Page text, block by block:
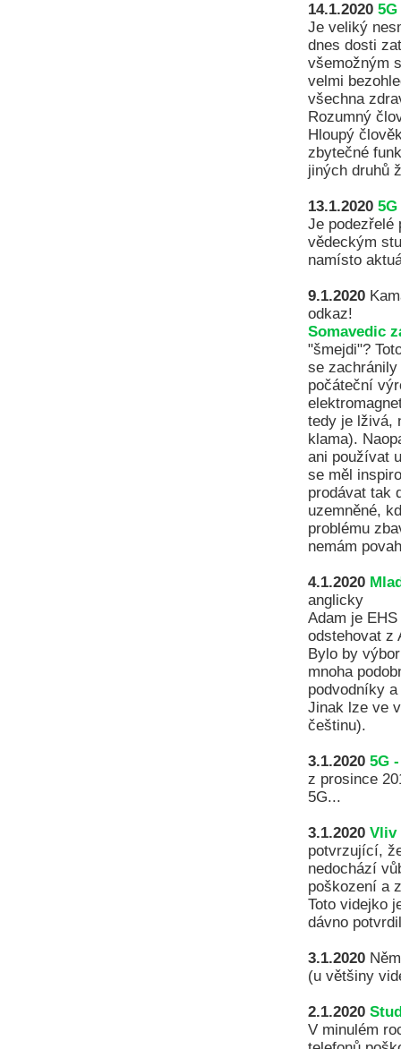
14.1.2020
Je veliký
dnes dosti
všemožným
velmi
všechna
Rozumný
Hloupý
zbytečné
jiných druhů
13.1.2020
Je podezřelé
vědeckým
namísto
9.1.2020
odkaz!
Somavedic
"šmejdi"?
se
počáteční
tedy je lživá,
klama).
ani používat
se měl
prodávat tak
uzemněné,
problému
nemám
4.1.2020
anglicky
Adam je
odstehovat z
Bylo by
mnoha
podvodníky
Jinak lze ve
češtinu).
3.1.2020 5G
z prosince
5G...
3.1.2020 Vliv
potvrzující,
nedochází
poškození a
Toto videjko
dávno
3.1.2020
(u většiny
2.1.2020
V minulém